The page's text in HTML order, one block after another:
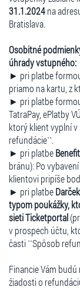
31.1.2024na
Bratislava.
Osobitné
úhrady vstupného:
► pri platbe
priamo na kartu, z
► pri platbe
TatraPay, ePlatby
ktorý klient vyplní v
refundácie``.
► pri platbe
bránu): Po
klientovi pripíše
► pri platbe
typom poukážky,
sieti Ticketportal
v prospech účtu,
časti ``Spôsob
Financie Vám
žiadosti o